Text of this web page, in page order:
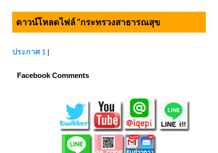
ดาวน์โหลดไฟล์ “กระทรวงสาธารณสุข
ประกาศ 1 |
Facebook Comments